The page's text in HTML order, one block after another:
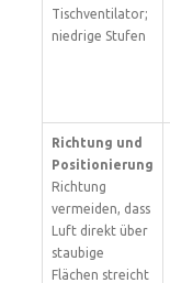
Tischventilator;
niedrige Stufen
Richtung und
Positionierung
Richtung
vermeiden, dass
Luft direkt über
staubige
Flächen streicht